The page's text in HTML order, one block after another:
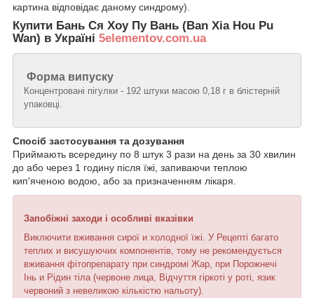
картина відповідає даному синдрому).
Купити Бань Ся Хоу Пу Вань (Ban Xia Hou Pu
Wan) в Україні 5elementov.com.ua
Форма випуску
Концентровані пігулки - 192 штуки масою 0,18 г в блістерній
упаковці.
Спосіб застосування та дозування
Приймають всередину по 8 штук 3 рази на день за 30 хвилин
до або через 1 годину після їжі, запиваючи теплою
кип'яченою водою, або за призначенням лікаря.
Запобіжні заходи і особливі вказівки
Виключити вживання сирої и холодної їжі. У Рецепті багато
теплих и висушуючих компонентів, тому не рекомендується
вживання фітопрепарату при синдромі Жар, при Порожнечі
Інь и Рідин тіла (червоне лица, Відчуття гіркоті у роті, язик
червоний з невеликою кількістю нальоту).